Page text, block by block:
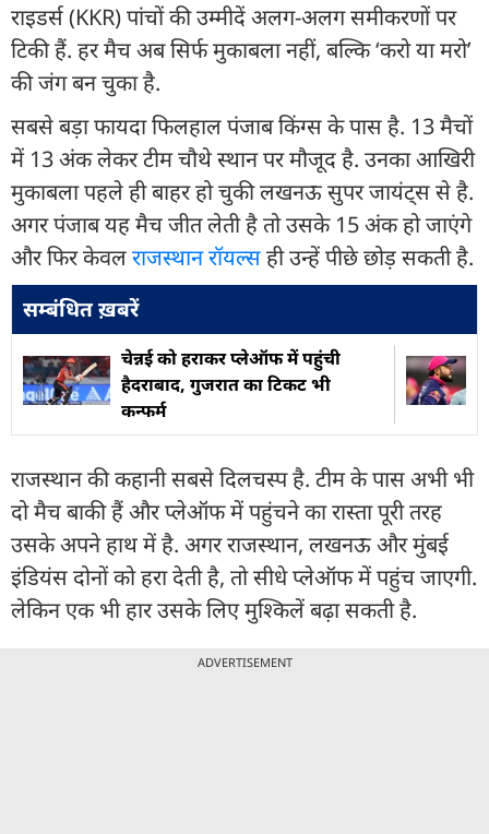
राइडर्स (KKR) पांचों की उम्मीदें अलग-अलग समीकरणों पर
टिकी हैं. हर मैच अब सिर्फ मुकाबला नहीं, बल्कि ‘करो या मरो’
की जंग बन चुका है.
सबसे बड़ा फायदा फिलहाल पंजाब किंग्स के पास है. 13 मैचों
में 13 अंक लेकर टीम चौथे स्थान पर मौजूद है. उनका आखिरी
मुकाबला पहले ही बाहर हो चुकी लखनऊ सुपर जायंट्स से है.
अगर पंजाब यह मैच जीत लेती है तो उसके 15 अंक हो जाएंगे
और फिर केवलराजस्थान रॉयल्सही उन्हें पीछे छोड़ सकती है.
सम्बंधित ख़बरें
चेन्नई को हराकर प्लेऑफ में पहुंची
हैदराबाद, गुजरात का टिकट भी
कन्फर्म
राजस्थान की कहानी सबसे दिलचस्प है. टीम के पास अभी भी
दो मैच बाकी हैं और प्लेऑफ में पहुंचने का रास्ता पूरी तरह
उसके अपने हाथ में है. अगर राजस्थान, लखनऊ और मुंबई
इंडियंस दोनों को हरा देती है, तो सीधे प्लेऑफ में पहुंच जाएगी.
लेकिन एक भी हार उसके लिए मुश्किलें बढ़ा सकती है.
ADVERTISEMENT